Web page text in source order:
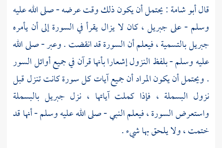
قالأبو شامة: يحتمل أن يكون ذلك وقت عرضه - صلى الله عليه
وسلم - علىجبريل، كان لا يزال يقرأ في السورة إلى أن يأمره
جبريلبالتسمية ، فيعلم أن السورة قد انقضت . وعبر - صلى الله
عليه وسلم - بلفظ النزول إشعارا بأنها قرآن في جميع أوائل السور
. ويحتمل أن يكون المراد أن جميع آيات كل سورة كانت تنزل قبل
نزول البسملة ، فإذا كملت آياتها ، نزل جبريل بالبسملة
واستعرض السورة ، فيعلم النبي - صلى الله عليه وسلم - أنها قد
ختمت ، ولا يلحق بها شيء .